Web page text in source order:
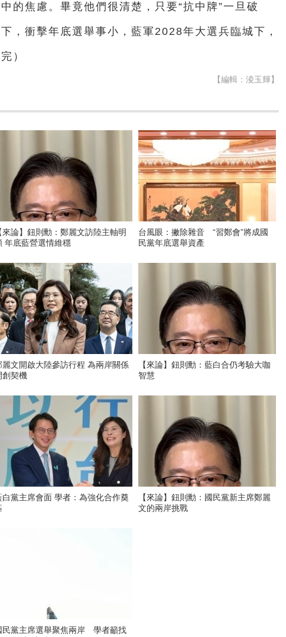
的焦慮。畢竟他們很清楚，只要“抗中牌”一旦破
，衝擊年底選舉事小，藍軍2028年大選兵臨城下，
）
【編輯：淩玉輝】
來論】鈕則勳：鄭麗文訪陸主軸明
年底藍營選情維穩
台風眼：撇除雜音 “習鄭會”將成國
民黨年底選舉資產
麗文開啟大陸參訪行程 為兩岸關係
創契機
【來論】鈕則勳：藍白合仍考驗大咖
智慧
白黨主席會面 學者：為強化合作奠
【來論】鈕則勳：國民黨新主席鄭麗
文的兩岸挑戰
民黨主席選舉聚焦兩岸 學者籲找